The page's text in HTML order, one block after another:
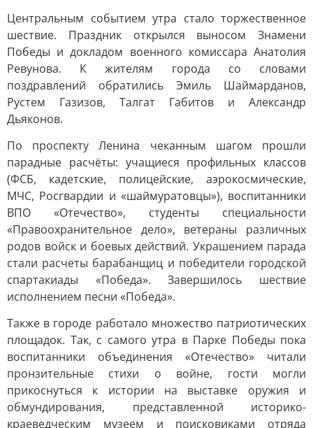
Центральным событием утра стало торжественное
шествие. Праздник открылся выносом Знамени
Победы и докладом военного комиссара Анатолия
Ревунова. К жителям города со словами
поздравлений обратились Эмиль Шаймарданов,
Рустем Газизов, Талгат Габитов и Александр
Дьяконов.
По проспекту Ленина чеканным шагом прошли
парадные расчёты: учащиеся профильных классов
(ФСБ, кадетские, полицейские, аэрокосмические,
МЧС, Росгвардии и «шаймуратовцы»), воспитанники
ВПО «Отечество», студенты специальности
«Правоохранительное дело», ветераны различных
родов войск и боевых действий. Украшением парада
стали расчеты барабанщиц и победители городской
спартакиады «Победа». Завершилось шествие
исполнением песни «Победа».
Также в городе работало множество патриотических
площадок. Так, с самого утра в Парке Победы пока
воспитанники объединения «Отечество» читали
пронзительные стихи о войне, гости могли
прикоснуться к истории на выставке оружия и
обмундирования, представленной историко-
краеведческим музеем и поисковиками отряда